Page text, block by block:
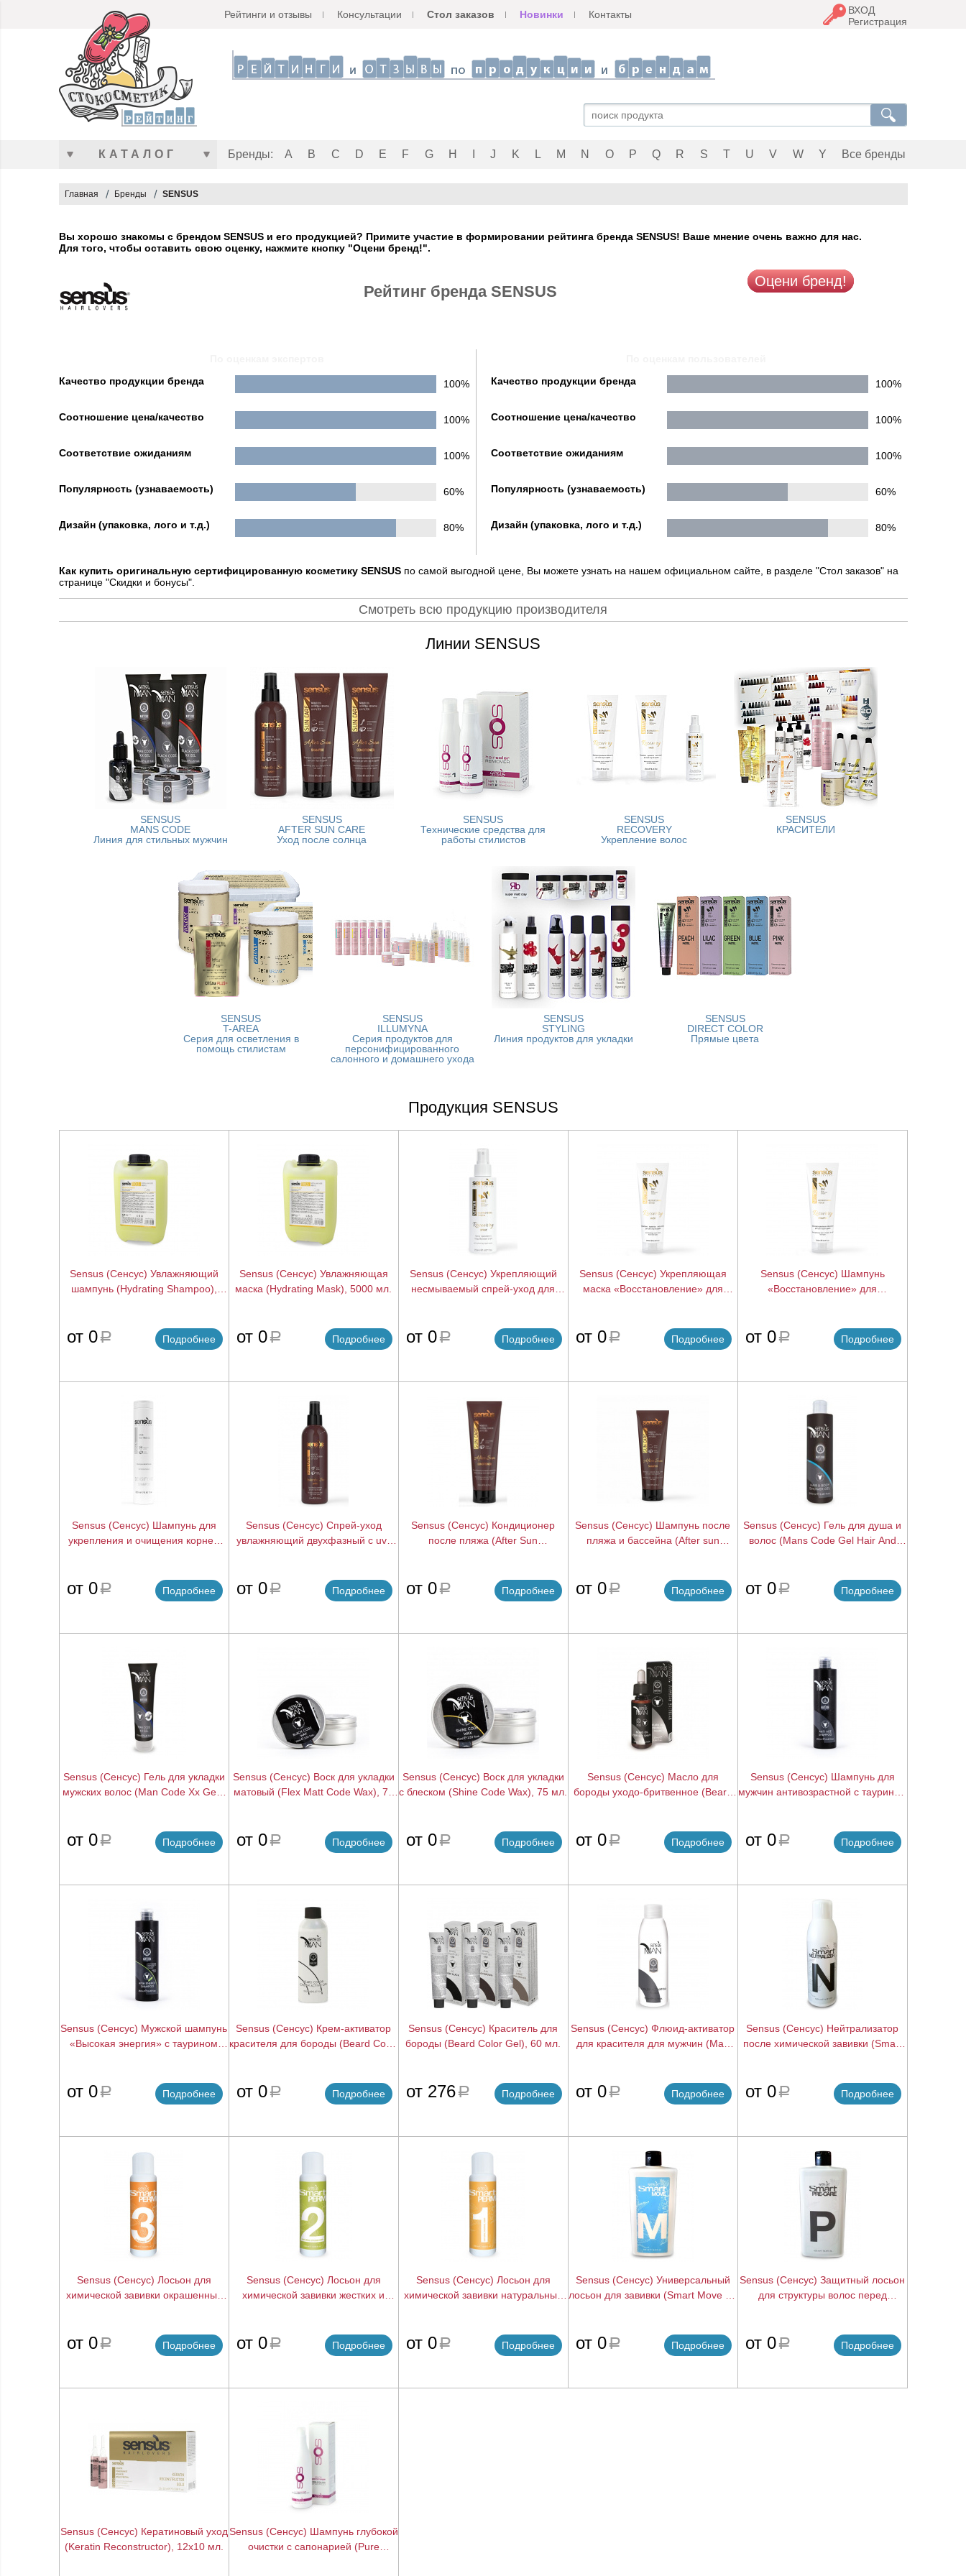
Рейтинги и отзывы Консультации Стол заказов Новинки Контакты
ВХОД
Регистрация
КАТАЛОГ Бренды: A B C D E F G H J K L M N O P Q R S T U V W Y Все бренды
Главная Бренды SENSUS
Вы хорошо знакомы с брендом SENSUS и его продукцией? Примите участие в формировании рейтинга бренда SENSUS! Ваше мнение очень важно для нас.
Для того, чтобы оставить свою оценку, нажмите кнопку "Оцени бренд!".
Рейтинг бренда SENSUS
Оцени бренд!
Качество продукции бренда
100%
Соотношение цена/качество 100%
Соответствие ожиданиям 100%
Популярность (узнаваемость) 60%
Дизайн (упаковка, лого и т.д.) 80%
Качество продукции бренда
100%
Соотношение цена/качество 100%
Соответствие ожиданиям 100%
Популярность (узнаваемость) 60%
Дизайн (упаковка, лого и т.д.) 80%
Как купить оригинальную сертифицированную косметику SENSUSпо самой выгодной цене, Вы можете узнать на нашем официальном сайте, в разделе "Стол заказов" на
странице "Скидки и бонусы".
Смотреть всю продукцию производителя
Линии SENSUS
SENSUS
MANS CODE
Линия для стильных мужчин
SENSUS
AFTER SUN CARE
Уход после солнца
SENSUS
Технические средства для
работы стилистов
SENSUS
RECOVERY
Укрепление волос
SENSUS
КРАСИТЕЛИ
SENSUS
T-AREA
Серия для осветления в
помощь стилистам
SENSUS
ILLUMYNA
Серия продуктов для
персонифицированного
салонного и домашнего ухода
SENSUS
STYLING
Линия продуктов для укладки
SENSUS
DIRECT COLOR
Прямые цвета
Продукция SENSUS
Sensus (Сенсус) Увлажняющий
шампунь (Hydrating Shampoo),
от 0a Подробнее
Sensus (Сенсус) Увлажняющая
маска (Hydrating Mask), 5000 мл.
от 0a Подробнее
Sensus (Сенсус) Укрепляющий
несмываемый спрей-уход для
от 0a Подробнее
Sensus (Сенсус) Укрепляющая
маска «Восстановление» для
от 0a Подробнее
Sensus (Сенсус) Шампунь
«Восстановление» для
от 0a Подробнее
Sensus (Сенсус) Шампунь для
укрепления и очищения корней
от 0a Подробнее
Sensus (Сенсус) Спрей-уход
увлажняющий двухфазный с uv-
от 0a Подробнее
Sensus (Сенсус) Кондиционер
после пляжа (After Sun
от 0a Подробнее
Sensus (Сенсус) Шампунь после
пляжа и бассейна (After sun
от 0a Подробнее
Sensus (Сенсус) Гель для душа и
волос (Mans Code Gel Hair And
от 0a Подробнее
Sensus (Сенсус) Гель для укладки
мужских волос (Man Code Xx Gel),
от 0a Подробнее
Sensus (Сенсус) Воск для укладки
матовый (Flex Matt Code Wax), 75
от 0a Подробнее
Sensus (Сенсус) Воск для укладки
с блеском (Shine Code Wax), 75 мл.
от 0a Подробнее
Sensus (Сенсус) Масло для
бороды уходо-бритвенное (Beard
от 0a Подробнее
Sensus (Сенсус) Шампунь для
мужчин антивозрастной с таурином
от 0a Подробнее
Sensus (Сенсус) Мужской шампунь
«Высокая энергия» с таурином
от 0a Подробнее
Sensus (Сенсус) Крем-активатор
красителя для бороды (Beard Color
от 0a Подробнее
Sensus (Сенсус) Краситель для
бороды (Beard Color Gel), 60 мл.
от 276a Подробнее
Sensus (Сенсус) Флюид-активатор
для красителя для мужчин (Man
от 0a Подробнее
Sensus (Сенсус) Нейтрализатор
после химической завивки (Smart
от 0a Подробнее
Sensus (Сенсус) Лосьон для
химической завивки окрашенных
от 0a Подробнее
Sensus (Сенсус) Лосьон для
химической завивки жестких и
от 0a Подробнее
Sensus (Сенсус) Лосьон для
химической завивки натуральных
от 0a Подробнее
Sensus (Сенсус) Универсальный
лосьон для завивки (Smart Move 3),
от 0a Подробнее
Sensus (Сенсус) Защитный лосьон
для структуры волос перед
от 0a Подробнее
Sensus (Сенсус) Кератиновый уход
(Keratin Reconstructor), 12х10 мл.
Sensus (Сенсус) Шампунь глубокой
очистки с сапонарией (Pure